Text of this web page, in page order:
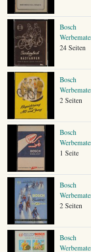
Bosch
24 Seiten
Bosch
2 Seiten
Bosch
1 Seite
Bosch
2 Seiten
Bosch